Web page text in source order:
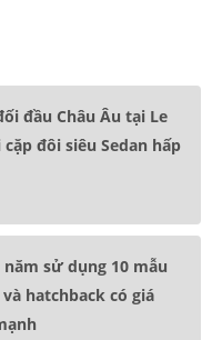
đầu Châu Âu tại Le
đôi siêu Sedan hấp
năm sử dụng 10 mẫu
hatchback có giá